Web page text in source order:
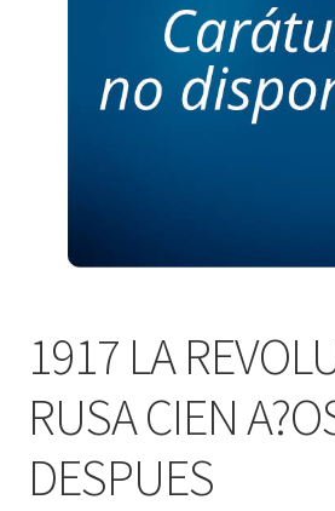
POLÍTICA DE MANEJO DE
PERSONALES DE CORPORACIÓN
SERVICIO
Tienda
1917 LA
RUSA CIEN
DESPUES